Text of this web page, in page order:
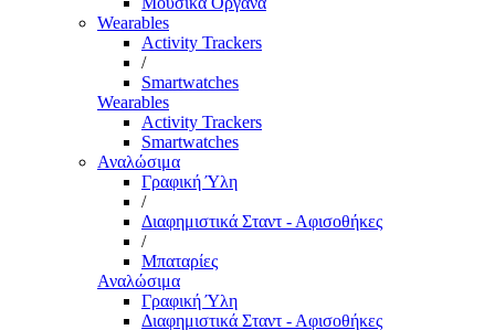
Wearables
Activity Trackers
/
Smartwatches
Wearables
Activity Trackers
Smartwatches
Αναλώσιμα
Γραφική Ύλη
/
Διαφημιστικά Σταντ - Αφισοθήκες
/
Μπαταρίες
Αναλώσιμα
Γραφική Ύλη
Διαφημιστικά Σταντ - Αφισοθήκες